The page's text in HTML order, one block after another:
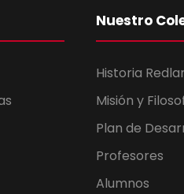
Nuestro
Historia
Misión y
Plan de
Profesores
Alumnos